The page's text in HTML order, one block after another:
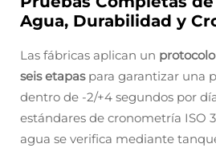
Agua, Durabilidad y
Las fábricas aplican un
seis etapas para garantizar una
dentro de -2/+4 segundos por
estándares de cronometría ISO
agua se verifica mediante